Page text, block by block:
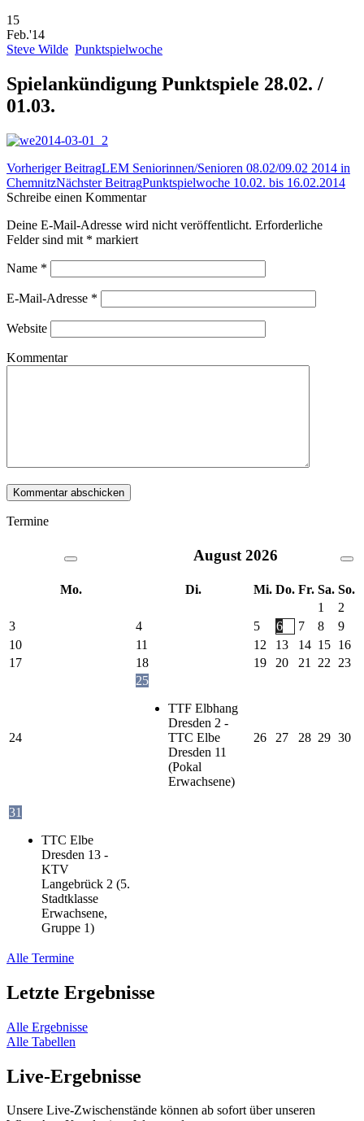
15
Feb.'14
Steve Wilde Punktspielwoche
Spielankündigung Punktspiele 28.02. /
01.03.
Beitrags-
Navigation
Vorheriger BeitragLEM Seniorinnen/Senioren 08.02/09.02 2014 in
ChemnitzNächster BeitragPunktspielwoche 10.02. bis 16.02.2014
Schreibe einen Kommentar
Deine E-Mail-Adresse wird nicht veröffentlicht. Erforderliche
Felder sind mit * markiert
Name *
E-Mail-Adresse *
Website
Kommentar
Termine
August 2026
Mo. Di. Mi. Do. Fr. Sa. So.
1
2
3
4 5 6 7 8
9
10
11 12 13 14 15 16
17
18 19 20 21 22 23
24
25
TTF Elbhang
Dresden 2 -
TTC Elbe
Dresden 11
(Pokal
Erwachsene)
26 27 28 29 30
31
TTC Elbe
Dresden 13 -
KTV
Langebrück 2 (5.
Stadtklasse
Erwachsene,
Gruppe 1)
Alle Termine
Letzte Ergebnisse
Alle Ergebnisse
Alle Tabellen
Live-Ergebnisse
Unsere Live-Zwischenstände können ab sofort über unseren